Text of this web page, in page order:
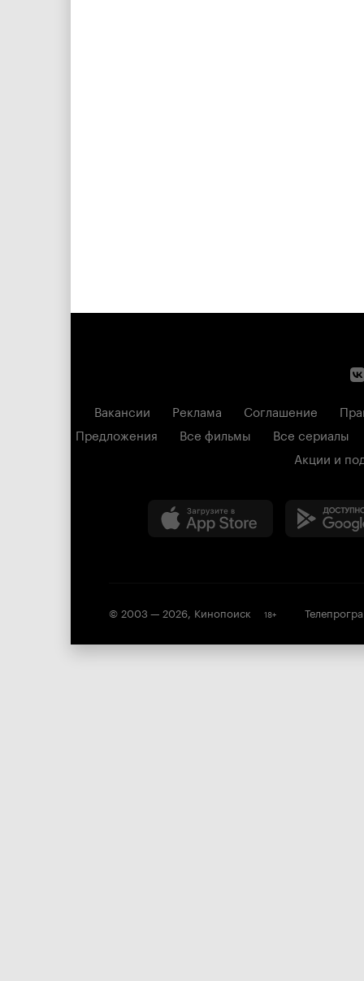
Вакансии Реклама Соглашение
Предложения
Все фильмы
Все сериалы
Акции и
© 2003 — 2026, Кинопоиск 18+